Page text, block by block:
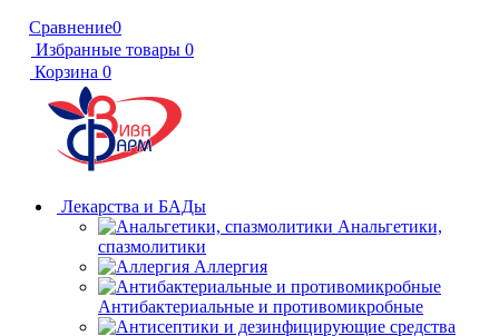
Сравнение0
Избранные товары 0
Корзина 0
Лекарства и БАДы
Анальгетики,
спазмолитики
Аллергия
Антибактериальные и противомикробные